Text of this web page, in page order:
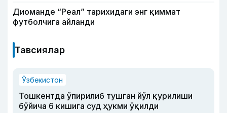
Диоманде “Реал” тарихидаги энг қиммат
футболчига айланди
Тавсиялар
Ўзбекистон
Тошкентда ўпирилиб тушган йўл қурилиши
бўйича 6 кишига суд ҳукми ўқилди